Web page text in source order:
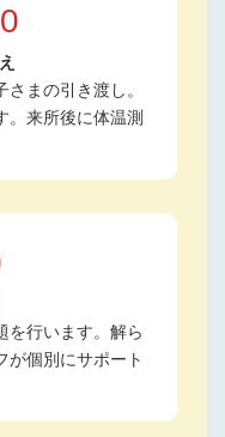
まの引き渡し。
。来所後に体温測
を行います。解ら
が個別にサポート